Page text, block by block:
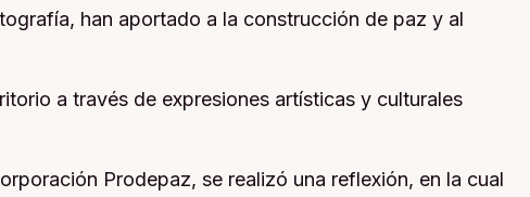
han aportado a la construcción de paz y al
a través de expresiones artísticas y culturales
Prodepaz, se realizó una reflexión, en la cual